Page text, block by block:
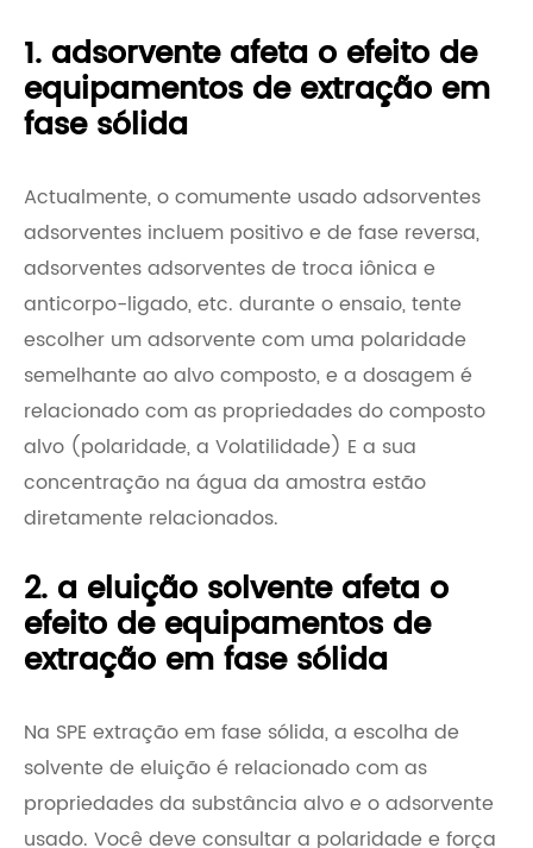
1. adsorvente afeta o efeito de
equipamentos de extração em
fase sólida
Actualmente, o comumente usado adsorventes
adsorventes incluem positivo e de fase reversa,
adsorventes adsorventes de troca iônica e
anticorpo-ligado, etc. durante o ensaio, tente
escolher um adsorvente com uma polaridade
semelhante ao alvo composto, e a dosagem é
relacionado com as propriedades do composto
alvo (polaridade, a Volatilidade) E a sua
concentração na água da amostra estão
diretamente relacionados.
2. a eluição solvente afeta o
efeito de equipamentos de
extração em fase sólida
Na SPE extração em fase sólida, a escolha de
solvente de eluição é relacionado com as
propriedades da substância alvo e o adsorvente
usado. Você deve consultar a polaridade e força